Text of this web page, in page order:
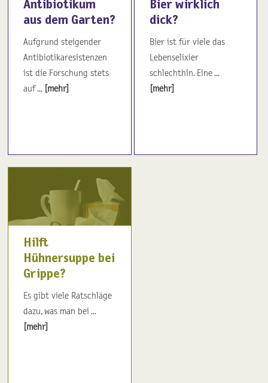
Antibiotikum
aus dem Garten?
Aufgrund steigender
Antibiotikaresistenzen
ist die Forschung stets
auf ... [mehr]
Bier wirklich
dick?
Bier ist für viele das
Lebenselixier
schlechthin. Eine ...
[mehr]
Hilft
Hühnersuppe bei
Grippe?
Es gibt viele Ratschläge
dazu, was man bei ...
[mehr]